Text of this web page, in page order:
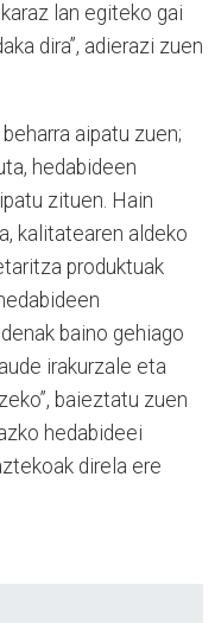
lan egiteko gai
dira”, adierazi zuen
aipatu zuen;
hedabideen
zituen. Hain
kalitatearen aldeko
produktuak
baino gehiago
irakurzale eta
baieztatu zuen
hedabideei
direla ere